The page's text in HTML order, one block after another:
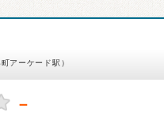
アーケード駅）
－